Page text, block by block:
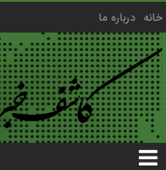
خانه درباره ما